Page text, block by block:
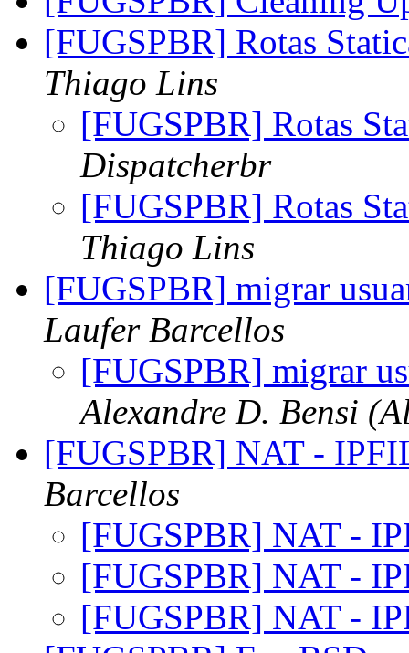
[FUGSPBR] Rotas
Thiago Lins
[FUGSPBR] Rotas
Dispatcherbr
[FUGSPBR] Rotas
Thiago Lins
[FUGSPBR] migrar
Laufer Barcellos
[FUGSPBR] migrar
Alexandre D. Bensi
[FUGSPBR] NAT -
Barcellos
[FUGSPBR] NAT -
[FUGSPBR] NAT -
[FUGSPBR] NAT -